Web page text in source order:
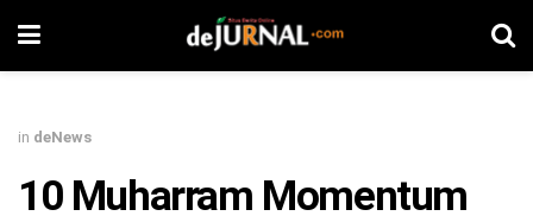
in deNews
10 Muharram Momentum